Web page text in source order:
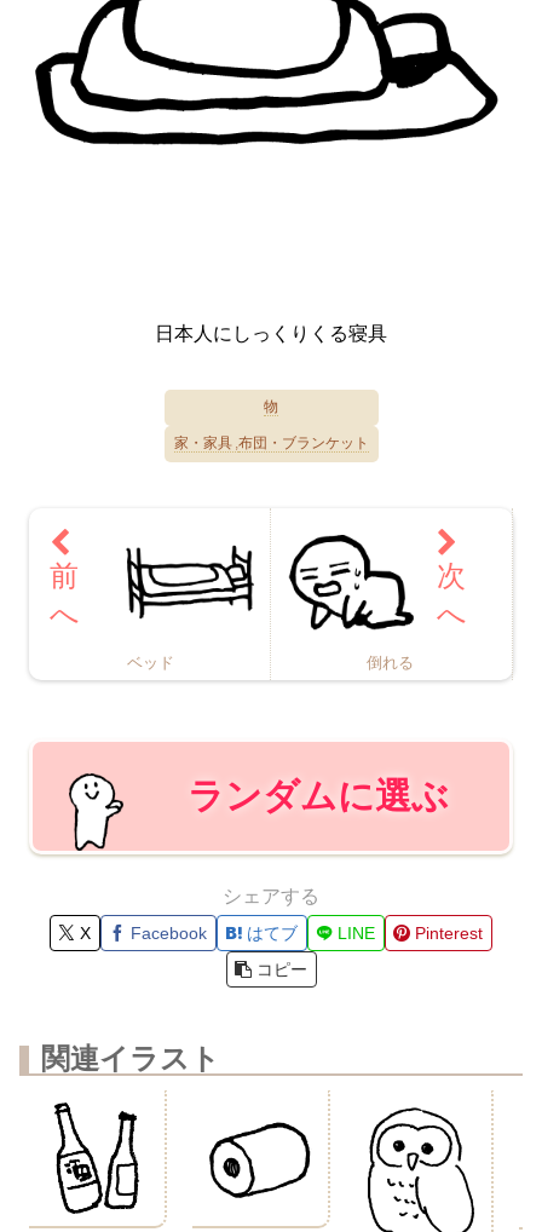
日本人にしっくりくる寝具
物
家・家具 布団・ブランケット
ベッド 倒れる
ランダムに選ぶ
シェアする
X Facebook はてブ LINE
Pinterest
コピー
関連イラスト